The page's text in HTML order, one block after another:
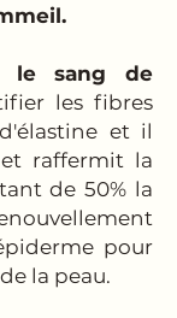
le sang de
les fibres
et il
raffermit la
de 50% la
pour
la peau.